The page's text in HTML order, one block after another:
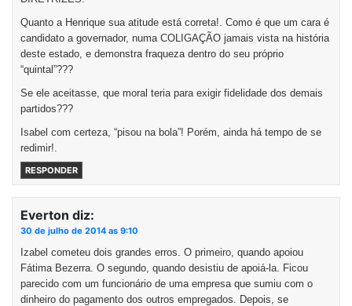
Quanto a Henrique sua atitude está correta!. Como é que um cara é
candidato a governador, numa COLIGAÇÃO jamais vista na história
deste estado, e demonstra fraqueza dentro do seu próprio
“quintal”???
Se ele aceitasse, que moral teria para exigir fidelidade dos demais
partidos???
Isabel com certeza, “pisou na bola”! Porém, ainda há tempo de se
redimir!.
RESPONDER
Everton diz:
30 de julho de 2014 as 9:10
Izabel cometeu dois grandes erros. O primeiro, quando apoiou
Fátima Bezerra. O segundo, quando desistiu de apoiá-la. Ficou
parecido com um funcionário de uma empresa que sumiu com o
dinheiro do pagamento dos outros empregados. Depois, se